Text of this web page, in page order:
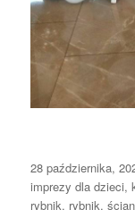
Data
publikacji
28 października,
imprezy dla dzieci,
rybnik, rybnik,